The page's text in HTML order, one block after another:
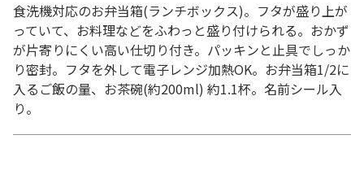
食洗機対応のお弁当箱(ランチボックス)。フタが盛り上が
っていて、お料理などをふわっと盛り付けられる。おかず
が片寄りにくい高い仕切り付き。パッキンと止具でしっか
り密封。フタを外して電子レンジ加熱OK。お弁当箱1/2に
入るご飯の量、お茶碗(約200ml) 約1.1杯。名前シール入
り。